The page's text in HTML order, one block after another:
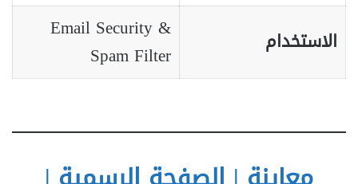
الاستخدام
Email Security &
Spam Filter